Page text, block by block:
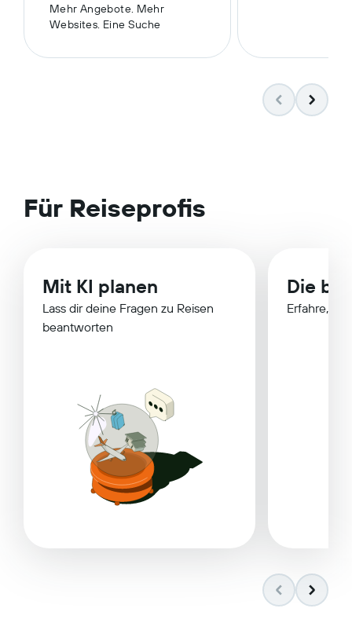
Mehr Angebote. Mehr
Websites. Eine Suche
Für Reiseprofis
Mit KI planen
Lass dir deine Fragen zu Reisen
beantworten
Die
Erfahre,